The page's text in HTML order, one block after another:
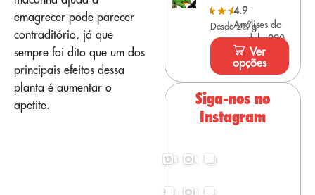
emagrecer pode parecer
contraditório, já que
sempre foi dito que um dos
principais efeitos dessa
planta é aumentar o
apetite.
4.9-
Análises do
modelo 220
Desde 2€/g
Ver
opções
Siga-nos no
Instagram